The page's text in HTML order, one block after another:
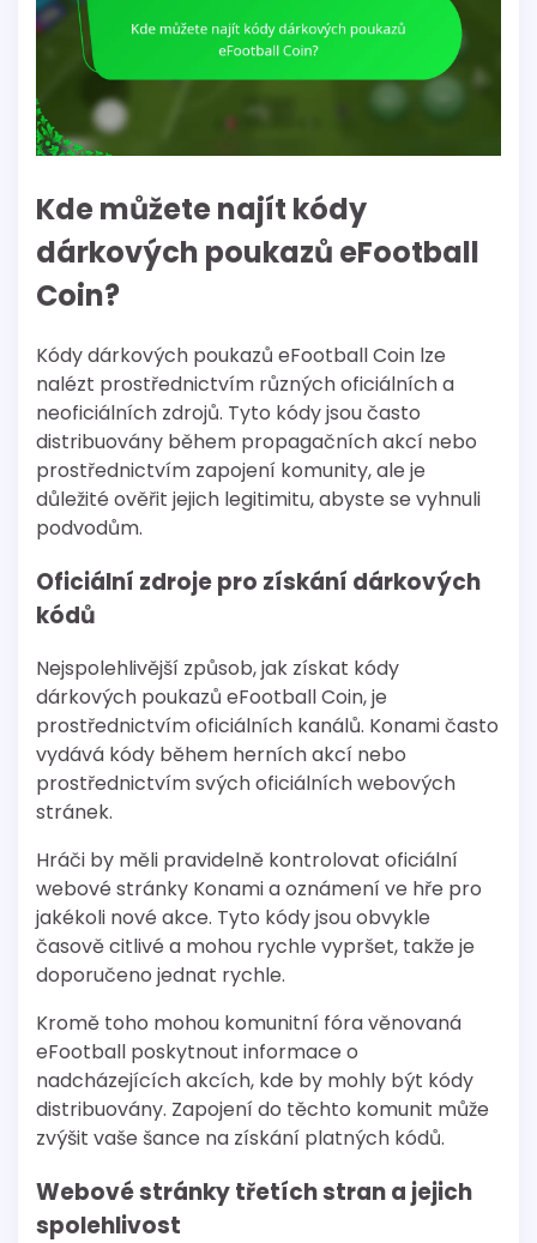
Kde můžete najít kódy
dárkových poukazů eFootball
Coin?
Kódy dárkových poukazů eFootball Coin lze
nalézt prostřednictvím různých oficiálních a
neoficiálních zdrojů. Tyto kódy jsou často
distribuovány během propagačních akcí nebo
prostřednictvím zapojení komunity, ale je
důležité ověřit jejich legitimitu, abyste se vyhnuli
podvodům.
Oficiální zdroje pro získání dárkových
kódů
Nejspolehlivější způsob, jak získat kódy
dárkových poukazů eFootball Coin, je
prostřednictvím oficiálních kanálů. Konami často
vydává kódy během herních akcí nebo
prostřednictvím svých oficiálních webových
stránek.
Hráči by měli pravidelně kontrolovat oficiální
webové stránky Konami a oznámení ve hře pro
jakékoli nové akce. Tyto kódy jsou obvykle
časově citlivé a mohou rychle vypršet, takže je
doporučeno jednat rychle.
Kromě toho mohou komunitní fóra věnovaná
eFootball poskytnout informace o
nadcházejících akcích, kde by mohly být kódy
distribuovány. Zapojení do těchto komunit může
zvýšit vaše šance na získání platných kódů.
Webové stránky třetích stran a jejich
spolehlivost